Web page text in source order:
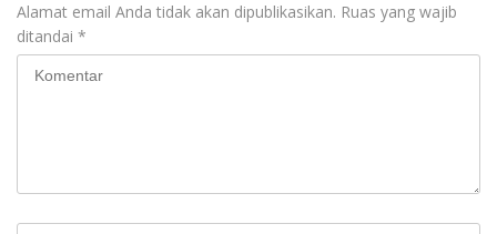
Alamat email Anda tidak akan dipublikasikan. Ruas yang wajib
ditandai *